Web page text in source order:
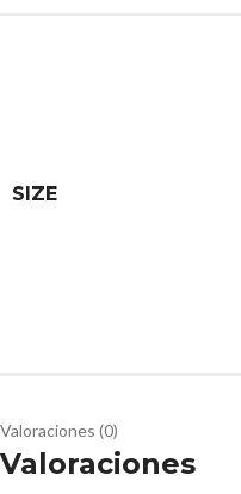
SIZE
Valoraciones (0)
Valoraciones